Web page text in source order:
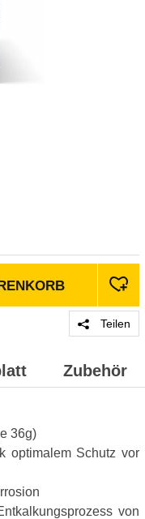
Teilen
Zubehör
36g)
optimalem Schutz vor
von